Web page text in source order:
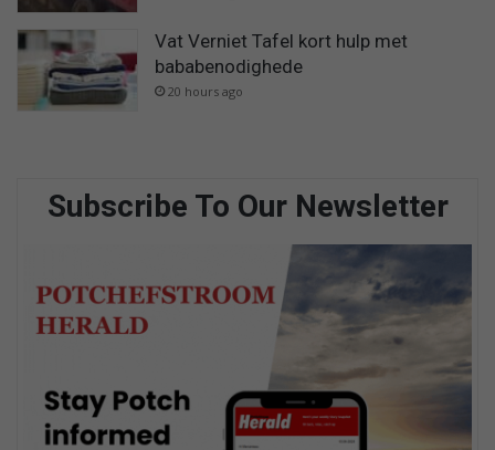
Vat Verniet Tafel kort hulp met
bababenodighede
20 hours ago
Subscribe To Our Newsletter